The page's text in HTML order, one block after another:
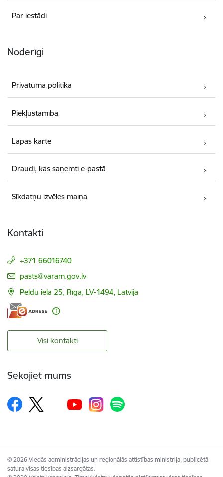
Par iestādi
Noderīgi
Privātuma politika
Piekļūstamība
Lapas karte
Draudi, kas saņemti e-pastā
Sīkdatņu izvēles maiņa
Kontakti
+371 66016740
E-pasts:
pasts@varam.gov.lv
Peldu iela 25, Rīga, LV-1494, Latvija
Visi kontakti
Sekojiet mums
© 2026 Viedās administrācijas un reģionālās attīstības ministrija, publicētā
satura visas tiesības aizsargātas.